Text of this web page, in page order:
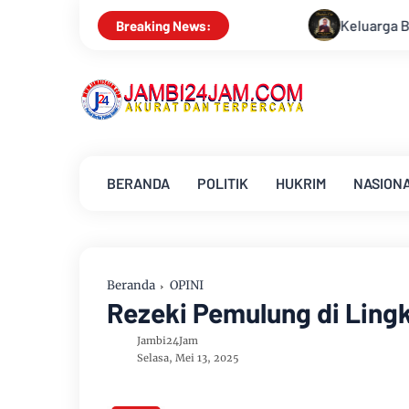
Breaking News:
Keluarga Besar PWI Jambi Berduka, Hery
BERANDA POLITIK HUKRIM
Beranda OPINI
Rezeki Pemulung di
Jambi24Jam
Selasa, Mei 13, 2025